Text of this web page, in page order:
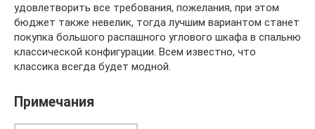
удовлетворить все требования, пожелания, при этом
бюджет также невелик, тогда лучшим вариантом станет
покупка большого распашного углового шкафа в спальню
классической конфигурации. Всем известно, что
классика всегда будет модной.
Примечания